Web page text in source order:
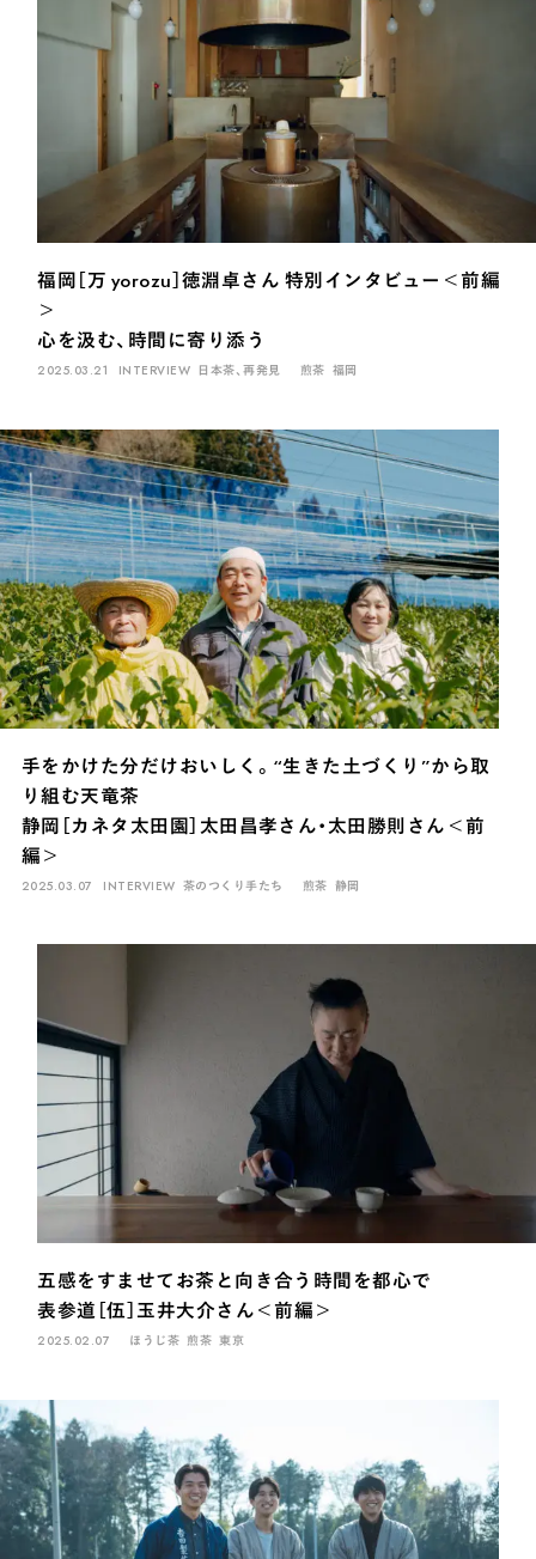
福岡［万 yorozu］徳淵卓さん 特別インタビュー＜前編
＞
心を汲む、時間に寄り添う
2025.03.21 INTERVIEW 日本茶、再発見 煎茶 福岡
手をかけた分だけおいしく。“生きた土づくり”から取
り組む天竜茶
静岡［カネタ太田園］太田昌孝さん・太田勝則さん＜前
編＞
2025.03.07 INTERVIEW 茶のつくり手たち 煎茶 静岡
五感をすませてお茶と向き合う時間を都心で
表参道［伍］玉井大介さん＜前編＞
2025.02.07 ほうじ茶 煎茶 東京